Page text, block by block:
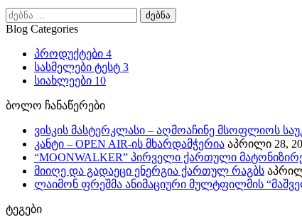
ძებნა:
Blog Categories
პროდუქტები 4
სასმელები ტესტ 3
სიახლეები 10
ბოლო ჩანაწერები
ვისკის მასტერკლასი – აღმოაჩინე მსოფლიოს
კანტი – OPEN AIR-ის მხარდამჭერია აპრილი 28,
“MOONWALKER” პირველი ქართული
მიიღე და გადაეცი ენერგია ქართულ რაგბს
ლაიმონ ფრეშმა ანიმაციური მულტფილმის
ტეგები